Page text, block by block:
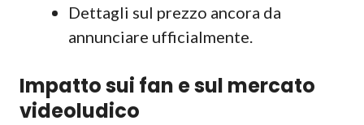
Dettagli sul prezzo ancora da
annunciare ufficialmente.
Impatto sui fan e sul mercato
videoludico